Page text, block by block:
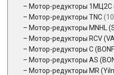
Мотор-редукторы 1МЦ2С
Мотор-редукторы TNC
Мотор-редукторы MNHL
Мотор-редукторы RCV
Мотор-редукторы C
Мотор-редукторы AS
Мотор-редукторы MR